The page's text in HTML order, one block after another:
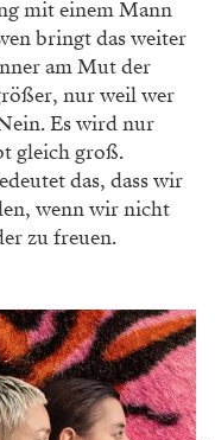
mit einem Mann
bringt das weiter
am Mut der
nur weil wer
Es wird nur
gleich groß.
das, dass wir
wenn wir nicht
zu freuen.